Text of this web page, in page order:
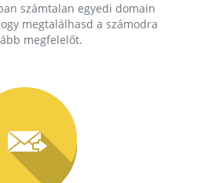
számtalan egyedi domain
megtalálhasd a számodra
megfelelőt.